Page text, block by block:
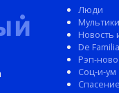
Люди
Мультики
Новость
De Familia
Рэп-
Соц-и-ум